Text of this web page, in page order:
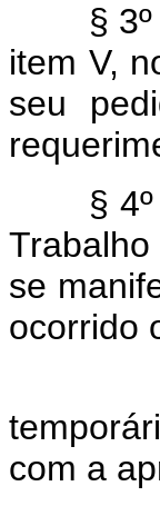
§ 3º
item V,
seu
§ 4º
se
ocorrido
§ 5º
com a